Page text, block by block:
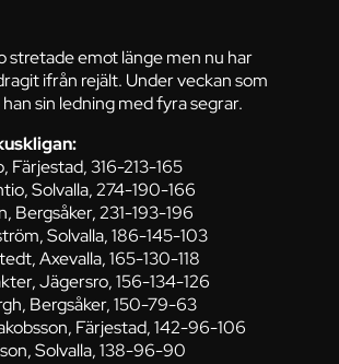
stretade emot länge men nu har
ifrån rejält. Under veckan som
sin ledning med fyra segrar.
Färjestad, 316-213-165
Solvalla, 274-190-166
Bergsåker, 231-193-196
Solvalla, 186-145-103
Axevalla, 165-130-118
Jägersro, 156-134-126
Bergsåker, 150-79-63
Färjestad, 142-96-106
Solvalla, 138-96-90